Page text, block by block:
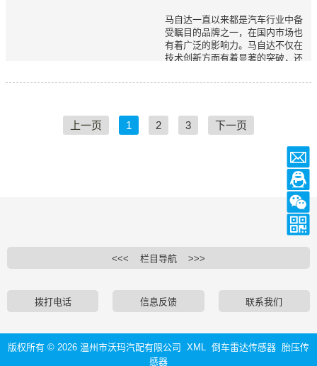
马自达一直以来都是汽车行业中备
受瞩目的品牌之一，在国内市场也
有着广泛的影响力。马自达不仅在
技术创新方面有着显著的突破，还
夫。特别是马自达轮胎压力监测系
上一页 1 2 3 下一页
<<< 栏目导航 >>>
拨打电话 信息反馈 联系我们
版权所有 © 2026 温州市沃玛汽配有限公司 XML 倒车雷达传感器
胎压传
感器